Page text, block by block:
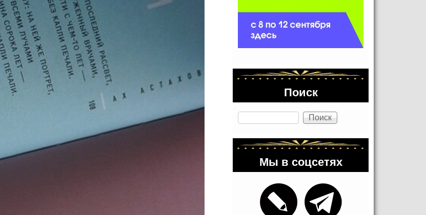
Поиск
Поиск
Мы в соцсетях